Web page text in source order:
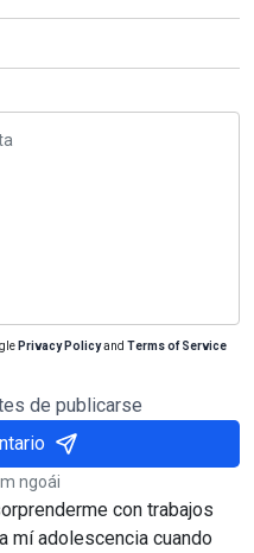
Privacy Policyand Terms of Service
de publicarse
ngoái
con trabajos
mí adolescencia cuando